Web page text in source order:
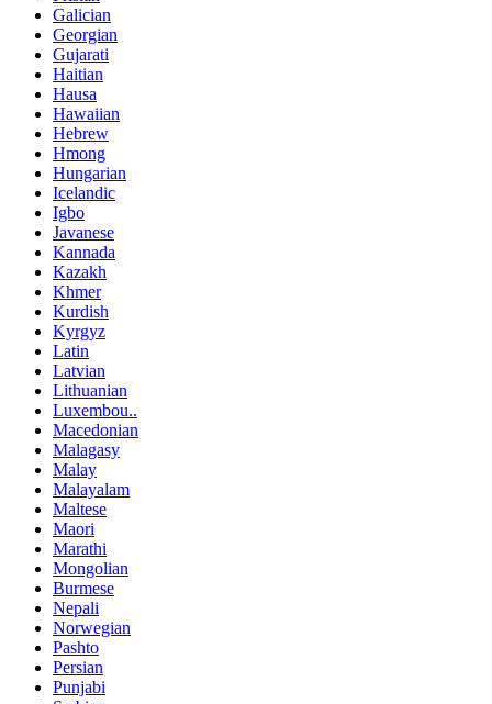
Galician
Georgian
Gujarati
Haitian
Hausa
Hawaiian
Hebrew
Hmong
Hungarian
Icelandic
Igbo
Javanese
Kannada
Kazakh
Khmer
Kurdish
Kyrgyz
Latin
Latvian
Lithuanian
Luxembou..
Macedonian
Malagasy
Malay
Malayalam
Maltese
Maori
Marathi
Mongolian
Burmese
Nepali
Norwegian
Pashto
Persian
Punjabi